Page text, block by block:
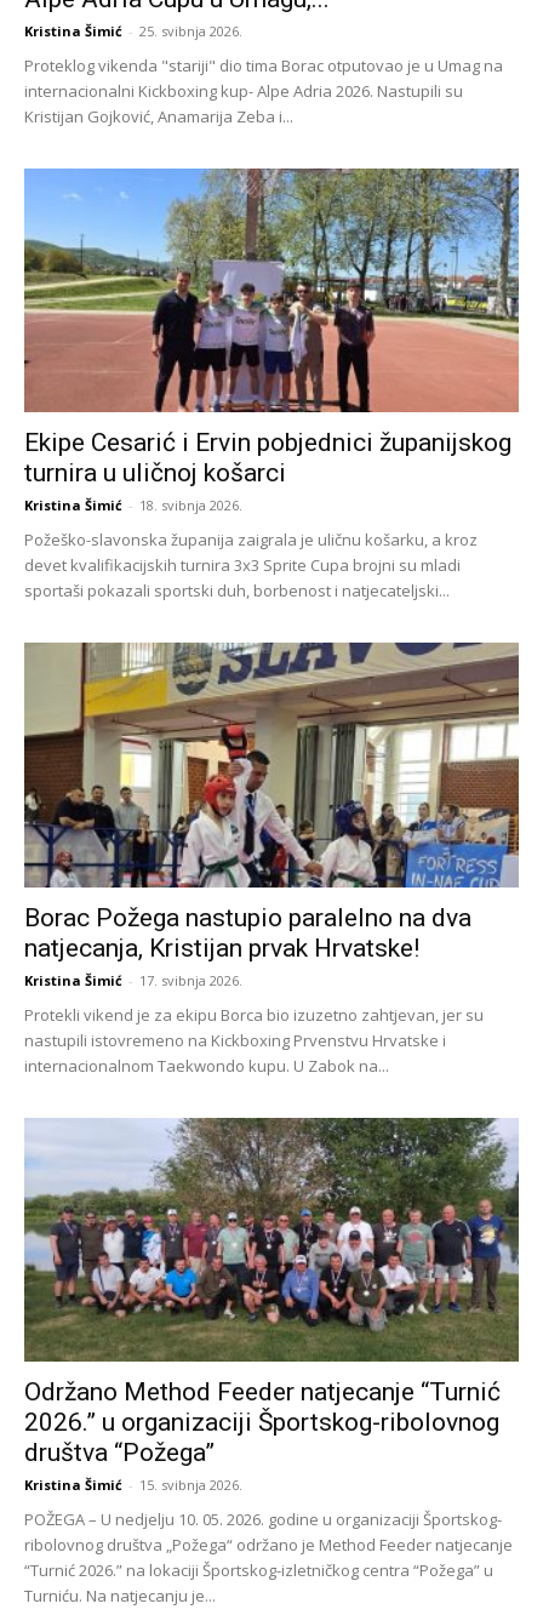
Kristina Šimić - 25. svibnja 2026.
Proteklog vikenda "stariji" dio tima Borac otputovao je u Umag na
internacionalni Kickboxing kup- Alpe Adria 2026. Nastupili su
Kristijan Gojković, Anamarija Zeba i...
Ekipe Cesarić i Ervin pobjednici županijskog
turnira u uličnoj košarci
Kristina Šimić - 18. svibnja 2026.
Požeško-slavonska županija zaigrala je uličnu košarku, a kroz
devet kvalifikacijskih turnira 3x3 Sprite Cupa brojni su mladi
sportaši pokazali sportski duh, borbenost i natjecateljski...
Borac Požega nastupio paralelno na dva
natjecanja, Kristijan prvak Hrvatske!
Kristina Šimić - 17. svibnja 2026.
Protekli vikend je za ekipu Borca bio izuzetno zahtjevan, jer su
nastupili istovremeno na Kickboxing Prvenstvu Hrvatske i
internacionalnom Taekwondo kupu. U Zabok na...
Održano Method Feeder natjecanje “Turnić
2026.” u organizaciji Športskog-ribolovnog
društva “Požega”
Kristina Šimić - 15. svibnja 2026.
POŽEGA – U nedjelju 10. 05. 2026. godine u organizaciji Športskog-
ribolovnog društva „Požega“ održano je Method Feeder natjecanje
“Turnić 2026.” na lokaciji Športskog-izletničkog centra “Požega” u
Turniću. Na natjecanju je...